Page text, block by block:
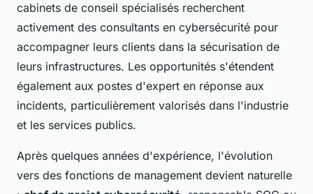
cabinets de conseil spécialisés recherchent
activement des consultants en cybersécurité pour
accompagner leurs clients dans la sécurisation de
leurs infrastructures. Les opportunités s'étendent
également aux postes d'expert en réponse aux
incidents, particulièrement valorisés dans l'industrie
et les services publics.
Après quelques années d'expérience, l'évolution
vers des fonctions de management devient naturelle